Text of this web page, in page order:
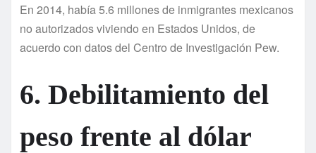
En 2014, habí­a 5.6 millones de inmigrantes mexicanos
no autorizados viviendo en Estados Unidos, de
acuerdo con datos del Centro de Investigación Pew.
6. Debilitamiento del
peso frente al dólar